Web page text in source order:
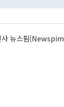
뉴스핌